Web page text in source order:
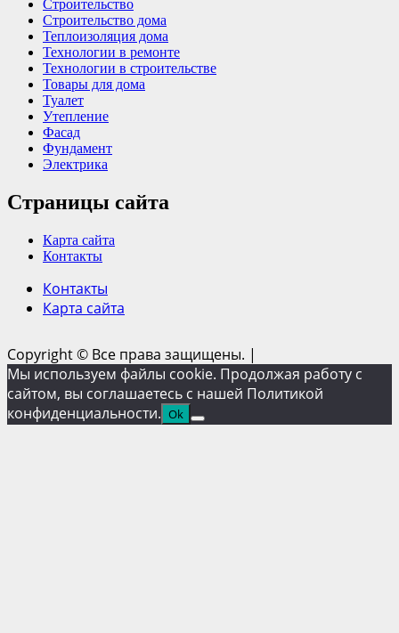
Строительство
Строительство дома
Теплоизоляция дома
Технологии в ремонте
Технологии в строительстве
Товары для дома
Туалет
Утепление
Фасад
Фундамент
Электрика
Страницы сайта
Карта сайта
Контакты
Контакты
Карта сайта
Copyright © Все права защищены. |
Мы используем файлы cookie. Продолжая работу с
сайтом, вы соглашаетесь с нашей Политикой
конфиденциальности. Ok